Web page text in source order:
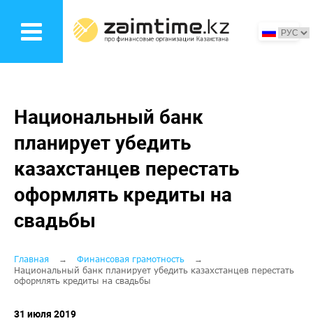
основному
Национальный банк
планирует убедить
казахстанцев перестать
оформлять кредиты на
свадьбы
Строка
навигации
Главная
Финансовая грамотность
Национальный банк планирует убедить казахстанцев перестать
оформлять кредиты на свадьбы
31 июля 2019